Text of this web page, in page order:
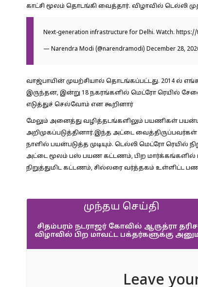
காட்சி மூலம் தொடங்கி வைத்தார். விழாவில் டெல்லி
Next-generation infrastructure for Delhi. Watch. https://
— Narendra Modi (@narendramodi) December 28,
வாஜ்பாயின் முயற்சியால் தொடங்கப்பட்டது. 2014 ல்
இருந்தன, இன்று 18 நகரங்களில் மெட்ரோ ரெயில்
எடுத்துச் செல்வோம் என கூறினார்
மேலும் அனைத்து வழித்தடங்களிலும் பயணிகள்
அறிமுகப்படுத்தினார்.இந்த அட்டை
நாளில் பயன்படுத்த முடியும். டெல்லி மெட்ரோ ரெயில்
அட்டை மூலம் பஸ் பயண கட்டணம், பிற
நிறுத்துமிட கட்டணம், சில்லரை வர்த்தகம் உள்ளிட்ட
முந்தய செய்தி
சிதம்பரம் நடராஜர் கோவில் ஆருத்ரா
விழாவில் பிற மாவட்ட பக்தர்களுக்கு
Leave